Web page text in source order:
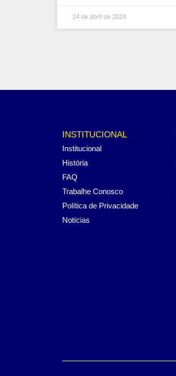
24 de abril de 2024
INSTITUCIONAL
Institucional
História
FAQ
Trabalhe Conosco
Política de Privacidade
Notícias